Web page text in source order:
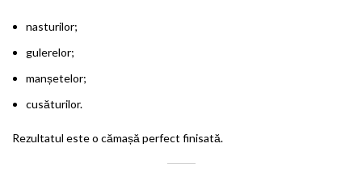
nasturilor;
gulerelor;
manșetelor;
cusăturilor.
Rezultatul este o cămașă perfect finisată.